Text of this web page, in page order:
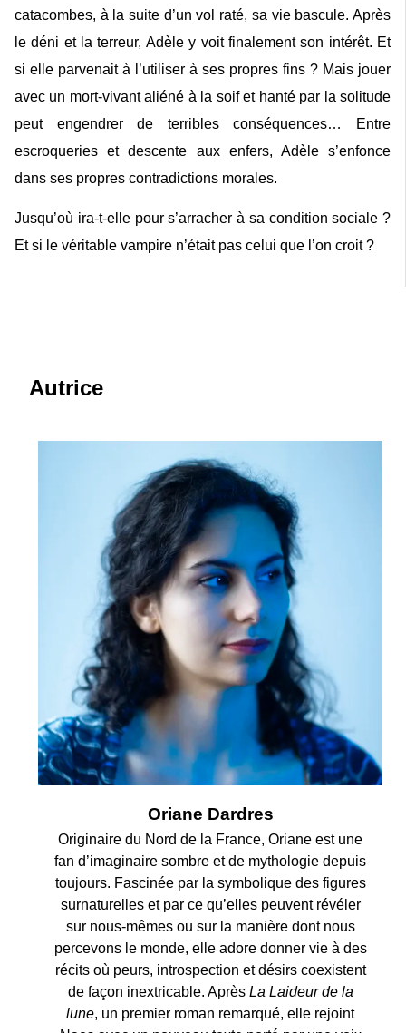
catacombes, à la suite d’un vol raté, sa vie bascule. Après
le déni et la terreur, Adèle y voit finalement son intérêt. Et
si elle parvenait à l’utiliser à ses propres fins ? Mais jouer
avec un mort-vivant aliéné à la soif et hanté par la solitude
peut engendrer de terribles conséquences… Entre
escroqueries et descente aux enfers, Adèle s’enfonce
dans ses propres contradictions morales.
Jusqu’où ira-t-elle pour s’arracher à sa condition sociale ?
Et si le véritable vampire n’était pas celui que l’on croit ?
Autrice
Oriane Dardres
Originaire du Nord de la France, Oriane est une
fan d’imaginaire sombre et de mythologie depuis
toujours. Fascinée par la symbolique des figures
surnaturelles et par ce qu’elles peuvent révéler
sur nous-mêmes ou sur la manière dont nous
percevons le monde, elle adore donner vie à des
récits où peurs, introspection et désirs coexistent
de façon inextricable. Après La Laideur de la
lune, un premier roman remarqué, elle rejoint